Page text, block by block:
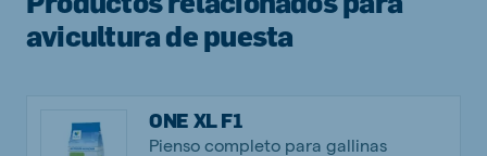
avicultura de puesta
ONE XL F1
Pienso completo para gallinas